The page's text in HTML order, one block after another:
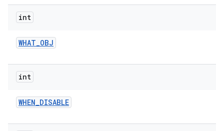
int
WHAT_OBJ
int
WHEN_DISABLE